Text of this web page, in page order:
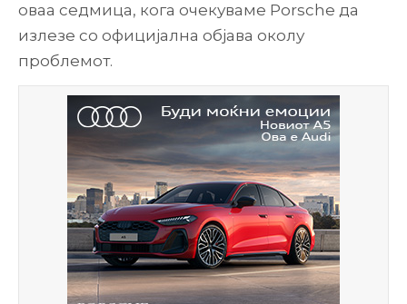
оваа седмица, кога очекуваме Porsche да
излезе со официјална објава околу
проблемот.